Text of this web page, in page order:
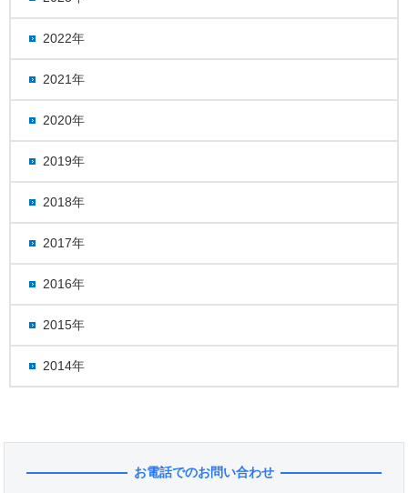
2022年
2021年
2020年
2019年
2018年
2017年
2016年
2015年
2014年
お電話でのお問い合わせ